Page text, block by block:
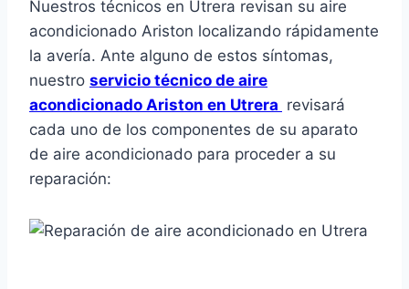
Nuestros técnicos en Utrera revisan su aire
acondicionado Ariston localizando rápidamente
la avería. Ante alguno de estos síntomas,
nuestro servicio técnico de aire
acondicionado Ariston en Utrera revisará
cada uno de los componentes de su aparato
de aire acondicionado para proceder a su
reparación: